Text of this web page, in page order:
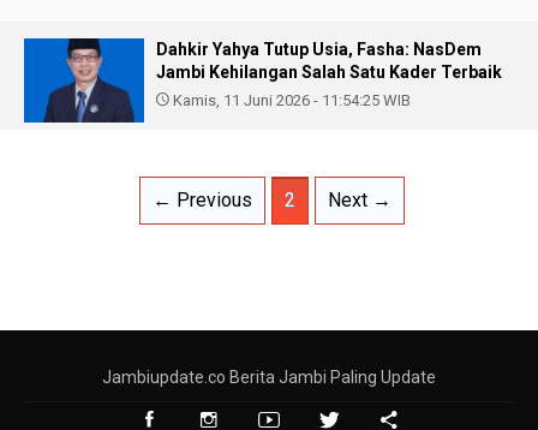
Dahkir Yahya Tutup Usia, Fasha: NasDem
Jambi Kehilangan Salah Satu Kader Terbaik
Kamis, 11 Juni 2026 - 11:54:25 WIB
← Previous 2 Next →
Jambiupdate.co Berita Jambi Paling Update